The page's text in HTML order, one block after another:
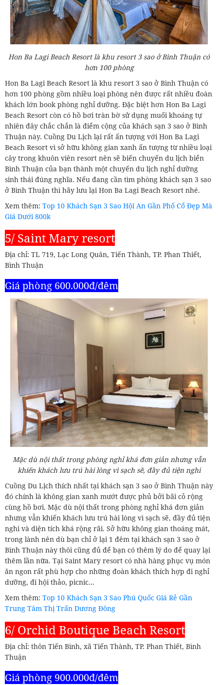
Hon Ba Lagi Beach Resort là khu resort 3 sao ở Bình Thuận có
hơn 100 phòng
Hon Ba Lagi Beach Resort là khu resort 3 sao ở Bình Thuận có
hơn 100 phòng gồm nhiều loại phòng nên được rất nhiều đoàn
khách lớn book phòng nghỉ dưỡng. Đặc biệt hơn Hon Ba Lagi
Beach Resort còn có hồ bơi tràn bờ sử dụng muối khoáng tự
nhiên đây chắc chắn là điểm cộng của khách sạn 3 sao ở Bình
Thuận này. Cuồng Du Lịch lại rất ấn tượng với Hon Ba Lagi
Beach Resort vì sở hữu không gian xanh ấn tượng từ nhiều loại
cây trong khuôn viên resort nên sẽ biến chuyến du lịch biển
Bình Thuận của bạn thành một chuyến du lịch nghỉ dưỡng
sinh thái đúng nghĩa. Nếu đang cần tìm phòng khách sạn 3 sao
ở Bình Thuận thì hãy lưu lại Hon Ba Lagi Beach Resort nhé.
Xem thêm: Top 10 Khách Sạn 3 Sao Hội An Gần Phố Cổ Đẹp Mà
Giá Dưới 800k
5/ Saint Mary resort
Địa chỉ: TL 719, Lạc Long Quân, Tiến Thành, TP. Phan Thiết,
Bình Thuận
Giá phòng 600.000đ/đêm
Mặc dù nội thất trong phòng nghỉ khá đơn giản nhưng vẫn
khiến khách lưu trú hài lòng vì sạch sẽ, đầy đủ tiện nghi
Cuồng Du Lịch thích nhất tại khách sạn 3 sao ở Bình Thuận này
đó chính là không gian xanh mướt được phủ bởi bãi cỏ rộng
cùng hồ bơi. Mặc dù nội thất trong phòng nghỉ khá đơn giản
nhưng vẫn khiến khách lưu trú hài lòng vì sạch sẽ, đầy đủ tiện
nghi và diện tích khá rộng rãi. Sở hữu không gian thoáng mát,
trong lành nên dù bạn chỉ ở lại 1 đêm tại khách sạn 3 sao ở
Bình Thuận này thôi cũng đủ để bạn có thêm lý do để quay lại
thêm lần nữa. Tại Saint Mary resort có nhà hàng phục vụ món
ăn ngon rất phù hợp cho những đoàn khách thích hợp đi nghỉ
dưỡng, đi hội thảo, picnic...
Xem thêm: Top 10 Khách Sạn 3 Sao Phú Quốc Giá Rẻ Gần
Trung Tâm Thị Trấn Dương Đông
6/ Orchid Boutique Beach Resort
Địa chỉ: thôn Tiến Bình, xã Tiến Thành, TP. Phan Thiết, Bình
Thuận
Giá phòng 900.000đ/đêm